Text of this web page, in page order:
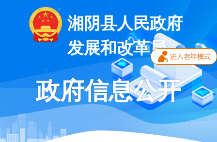
湘阴县人民政府
发展和改革局
政府信息公开